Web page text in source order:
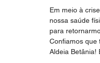
Em meio à
nossa saúde
para
Confiamos que
Aldeia Betânia!